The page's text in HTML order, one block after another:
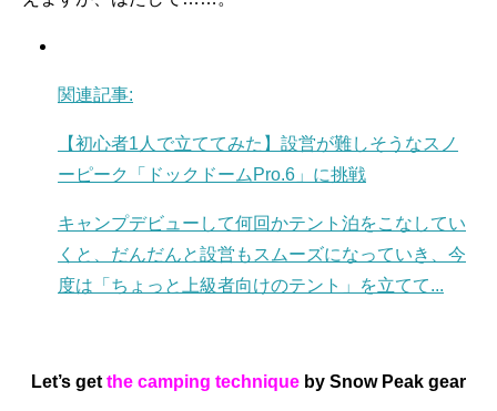
関連記事:
【初心者1人で立ててみた】設営が難しそうなスノ
ーピーク「ドックドームPro.6」に挑戦
キャンプデビューして何回かテント泊をこなしてい
くと、だんだんと設営もスムーズになっていき、今
度は「ちょっと上級者向けのテント」を立てて...
Let’s get the camping technique by Snow Peak gear